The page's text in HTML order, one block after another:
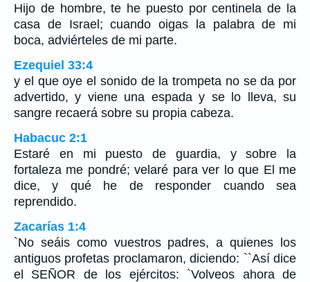
Hijo de hombre, te he puesto por centinela de la
casa de Israel; cuando oigas la palabra de mi
boca, adviérteles de mi parte.
Ezequiel 33:4
y el que oye el sonido de la trompeta no se da por
advertido, y viene una espada y se lo lleva, su
sangre recaerá sobre su propia cabeza.
Habacuc 2:1
Estaré en mi puesto de guardia, y sobre la
fortaleza me pondré; velaré para ver lo que El me
dice, y qué he de responder cuando sea
reprendido.
Zacarías 1:4
`No seáis como vuestros padres, a quienes los
antiguos profetas proclamaron, diciendo: ``Así dice
el SEÑOR de los ejércitos: `Volveos ahora de